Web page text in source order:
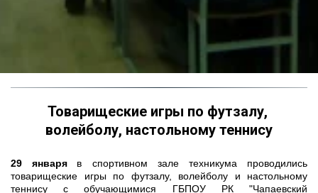
Товарищеские игры по футзалу,
волейболу, настольному теннису
29 январяв спортивном зале техникума проводились
товарищеские игры по футзалу, волейболу и настольному
теннису с обучающимися ГБПОУ РК "Чапаевский